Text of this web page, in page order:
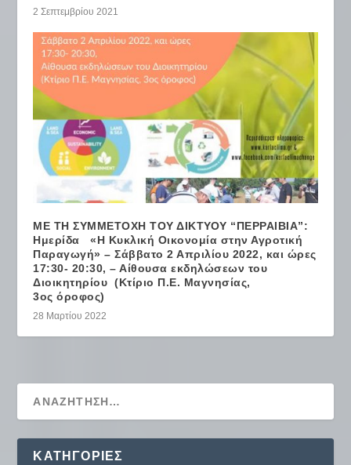
2 Σεπτεμβρίου 2021
ΜΕ ΤΗ ΣΥΜΜΕΤΟΧΗ ΤΟΥ ΔΙΚΤΥΟΥ “ΠΕΡΡΑΙΒΙΑ”:
Ημερίδα «Η Κυκλική Οικονομία στην Αγροτική
Παραγωγή» – Σάββατο 2 Απριλίου 2022, και ώρες
17:30- 20:30, – Αίθουσα εκδηλώσεων του
Διοικητηρίου (Κτίριο Π.Ε. Μαγνησίας,
3ος όροφος)
28 Μαρτίου 2022
KΑΤΗΓΟΡΊΕΣ